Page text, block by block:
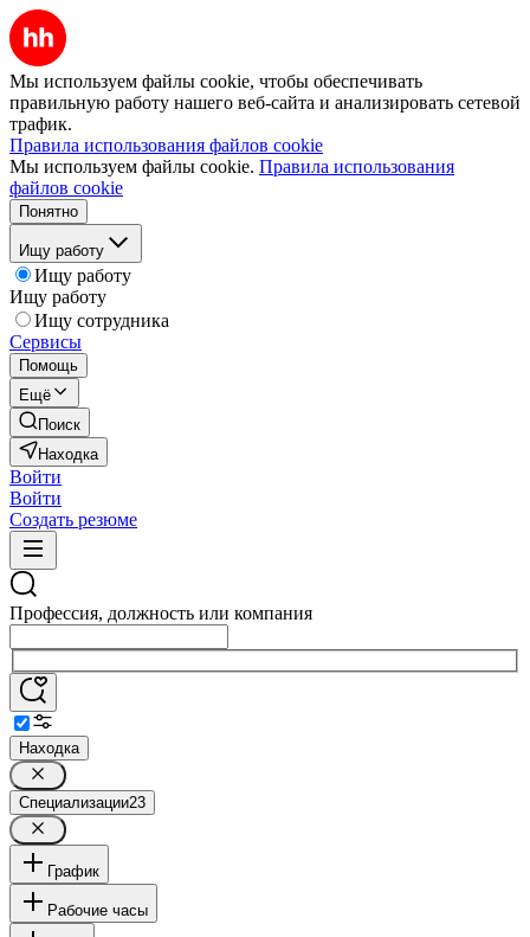
Мы используем файлы cookie, чтобы обеспечивать
правильную работу нашего веб-сайта и анализировать сетевой
трафик.
Правила использования файлов cookie
Мы используем файлы cookie. Правила использования
файлов cookie
Понятно
Ищу работу
Ищу работу
Ищу работу
Ищу сотрудника
Сервисы
Помощь
Ещё
Поиск
Находка
Войти
Войти
Создать резюме
Профессия, должность или компания
Находка
Специализации23
График
Рабочие часы